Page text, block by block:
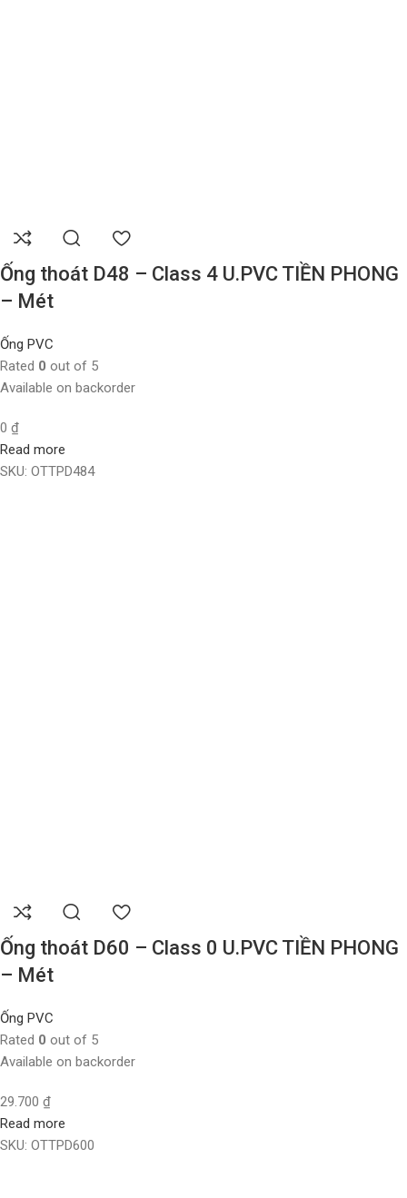
Ống thoát D48 – Class 4 U.PVC TIỀN PHONG
– Mét
Ống PVC
Rated 0 out of 5
Available on backorder
0 ₫
Read more
SKU: OTTPD484
Ống thoát D60 – Class 0 U.PVC TIỀN PHONG
– Mét
Ống PVC
Rated 0 out of 5
Available on backorder
29.700 ₫
Read more
SKU: OTTPD600